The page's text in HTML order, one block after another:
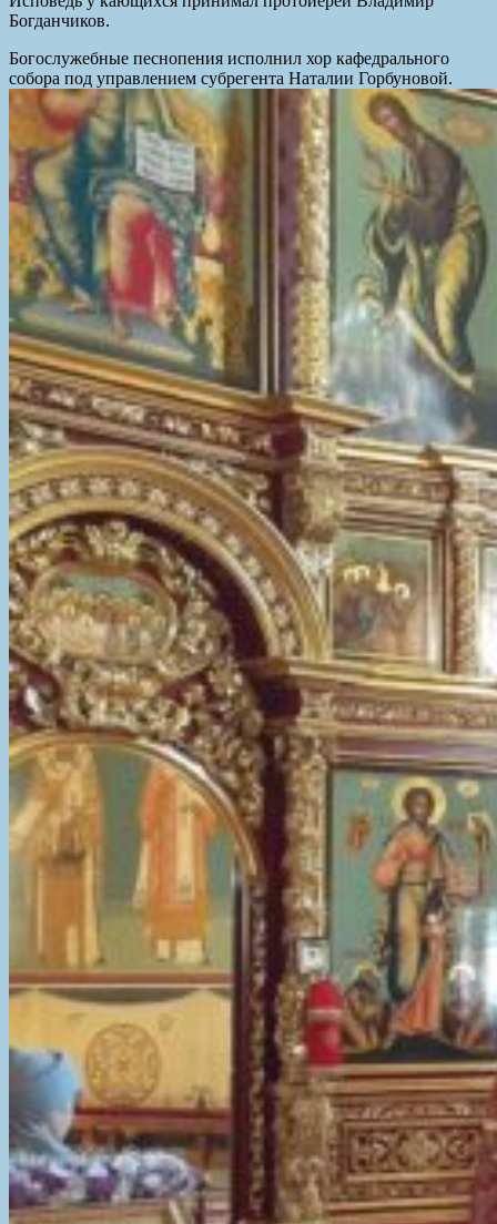
Богданчиков.
Богослужебные песнопения исполнил хор кафедрального
собора под управлением субрегента Наталии Горбуновой.